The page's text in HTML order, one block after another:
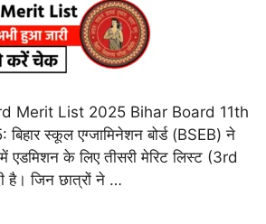
Merit List 2025 Bihar Board 11th
स्कूल एग्जामिनेशन बोर्ड (BSEB) ने
में एडमिशन के लिए तीसरी मेरिट लिस्ट (3rd
है। जिन छात्रों ने …